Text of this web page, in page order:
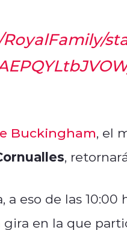
Buckingham, el
,
eso de las 10:00
gira en la que